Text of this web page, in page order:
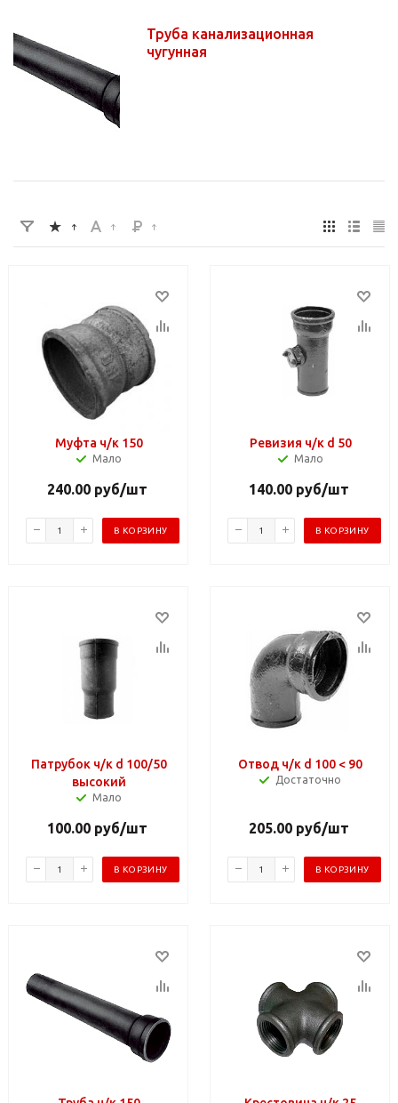
Труба канализационная
чугунная
Муфта ч/к 150
Мало
240.00руб/шт
В КОРЗИНУ
Ревизия ч/к d 50
Мало
140.00руб/шт
В КОРЗИНУ
Патрубок ч/к d 100/50
высокий
Мало
100.00руб/шт
В КОРЗИНУ
Отвод ч/к d 100 < 90
Достаточно
205.00руб/шт
В КОРЗИНУ